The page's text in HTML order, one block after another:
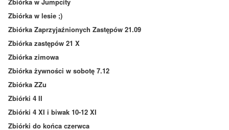
Zbiórka w lesie ;)
Zbiórka Zaprzyjaźnionych Zastępów 21.09
Zbiórka zastępów 21 X
Zbiórka zimowa
Zbiórka żywności w sobotę 7.12
Zbiórka ZZu
Zbiórki 4 II
Zbiórki 4 XI i biwak 10-12 XI
Zbiórki do końca czerwca